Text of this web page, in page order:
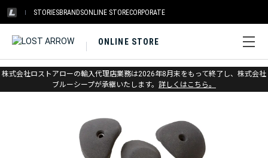
STORIESBRANDSONLINE STORECORPORATE
ONLINE STORE
株式会社ロストアローの輸入代理店業務は2026年8月末をもって終了し、株式会社
ブルーシープが承継いたします。 詳しくはこちら。
ホーム > メトリウス > トレーニング&ホールド